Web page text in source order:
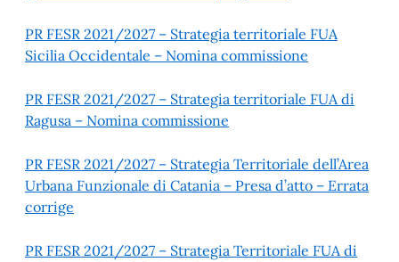
PR FESR 2021/2027 – Strategia territoriale FUA
Sicilia Occidentale – Nomina commissione
PR FESR 2021/2027 – Strategia territoriale FUA di
Ragusa – Nomina commissione
PR FESR 2021/2027 – Strategia Territoriale dell’Area
Urbana Funzionale di Catania – Presa d’atto – Errata
corrige
PR FESR 2021/2027 – Strategia Territoriale FUA di